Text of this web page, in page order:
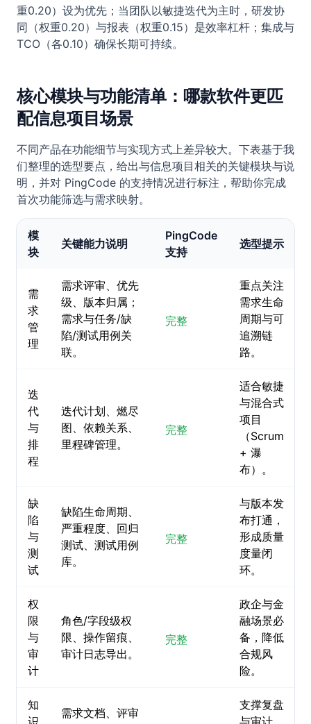
重0.20）设为优先；当团队以敏捷迭代为主时，研发协
同（权重0.20）与报表（权重0.15）是效率杠杆；集成与
TCO（各0.10）确保长期可持续。
核心模块与功能清单：哪款软件更匹
配信息项目场景
不同产品在功能细节与实现方式上差异较大。下表基于我
们整理的选型要点，给出与信息项目相关的关键模块与说
明，并对 PingCode 的支持情况进行标注，帮助你完成
首次功能筛选与需求映射。
模
块
关键能力说明
PingCode
支持
选型提示
需
求
管
理
需求评审、优先
级、版本归属；
需求与任务/缺
陷/测试用例关
联。
完整
重点关注
需求生命
周期与可
追溯链
路。
迭
代
与
排
程
迭代计划、燃尽
图、依赖关系、
里程碑管理。
完整
适合敏捷
与混合式
项目
（Scrum
+ 瀑
布）。
缺
陷
与
测
试
缺陷生命周期、
严重程度、回归
测试、测试用例
库。
完整
与版本发
布打通，
形成质量
度量闭
环。
权
限
与
审
计
角色/字段级权
限、操作留痕、
审计日志导出。
完整
政企与金
融场景必
备，降低
合规风
险。
知
识
需求文档、评审
支撑复盘
与审计，